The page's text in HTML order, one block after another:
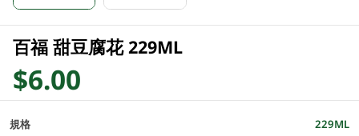
百福 甜豆腐花 229ML
$6.00
規格 229ML